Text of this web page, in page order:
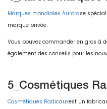
Marques mondiales Aurorase
marque privée.
Vous pouvez commander en gros à
également des conseils pour les
5_Cosmétiques
Cosmétiques Radicauxest un